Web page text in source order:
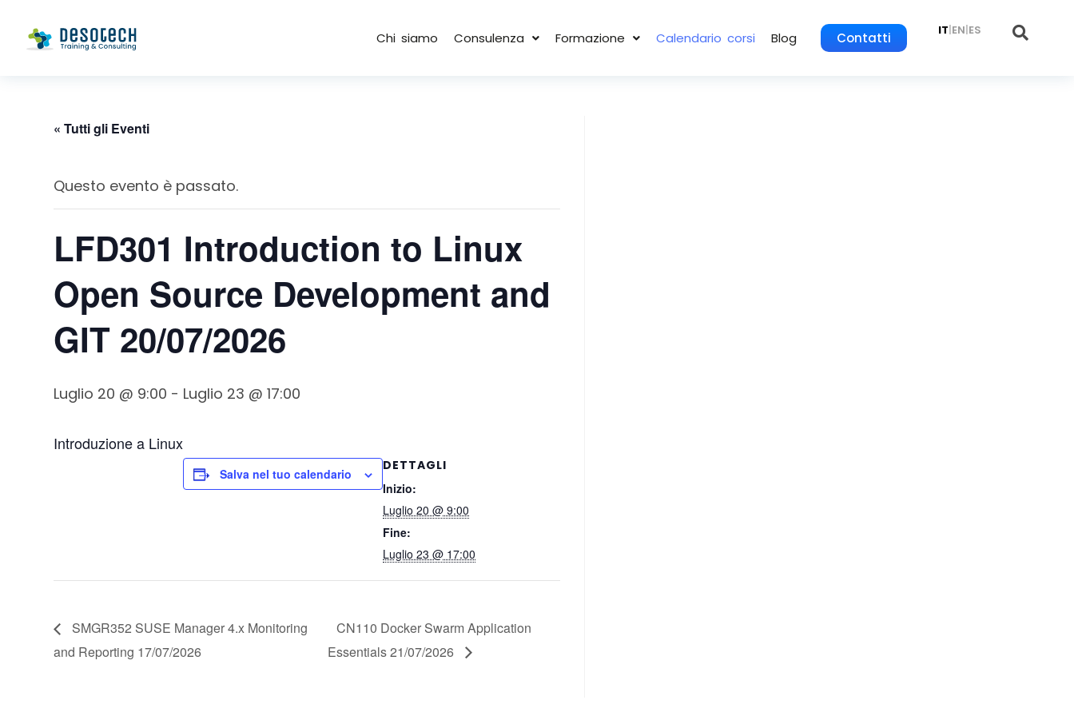
Chi siamo Consulenza Formazione Calendario corsi Blog Contatti IT|EN|ES
« Tutti gli Eventi
Questo evento è passato.
LFD301 Introduction to Linux
Open Source Development and
GIT 20/07/2026
Luglio 20 @ 9:00 - Luglio 23 @ 17:00
Introduzione a Linux
Salva nel tuo calendario
DETTAGLI
Inizio:
Luglio 20 @ 9:00
Fine:
Luglio 23 @ 17:00
SMGR352 SUSE Manager 4.x Monitoring
and Reporting 17/07/2026
CN110 Docker Swarm Application
Essentials 21/07/2026